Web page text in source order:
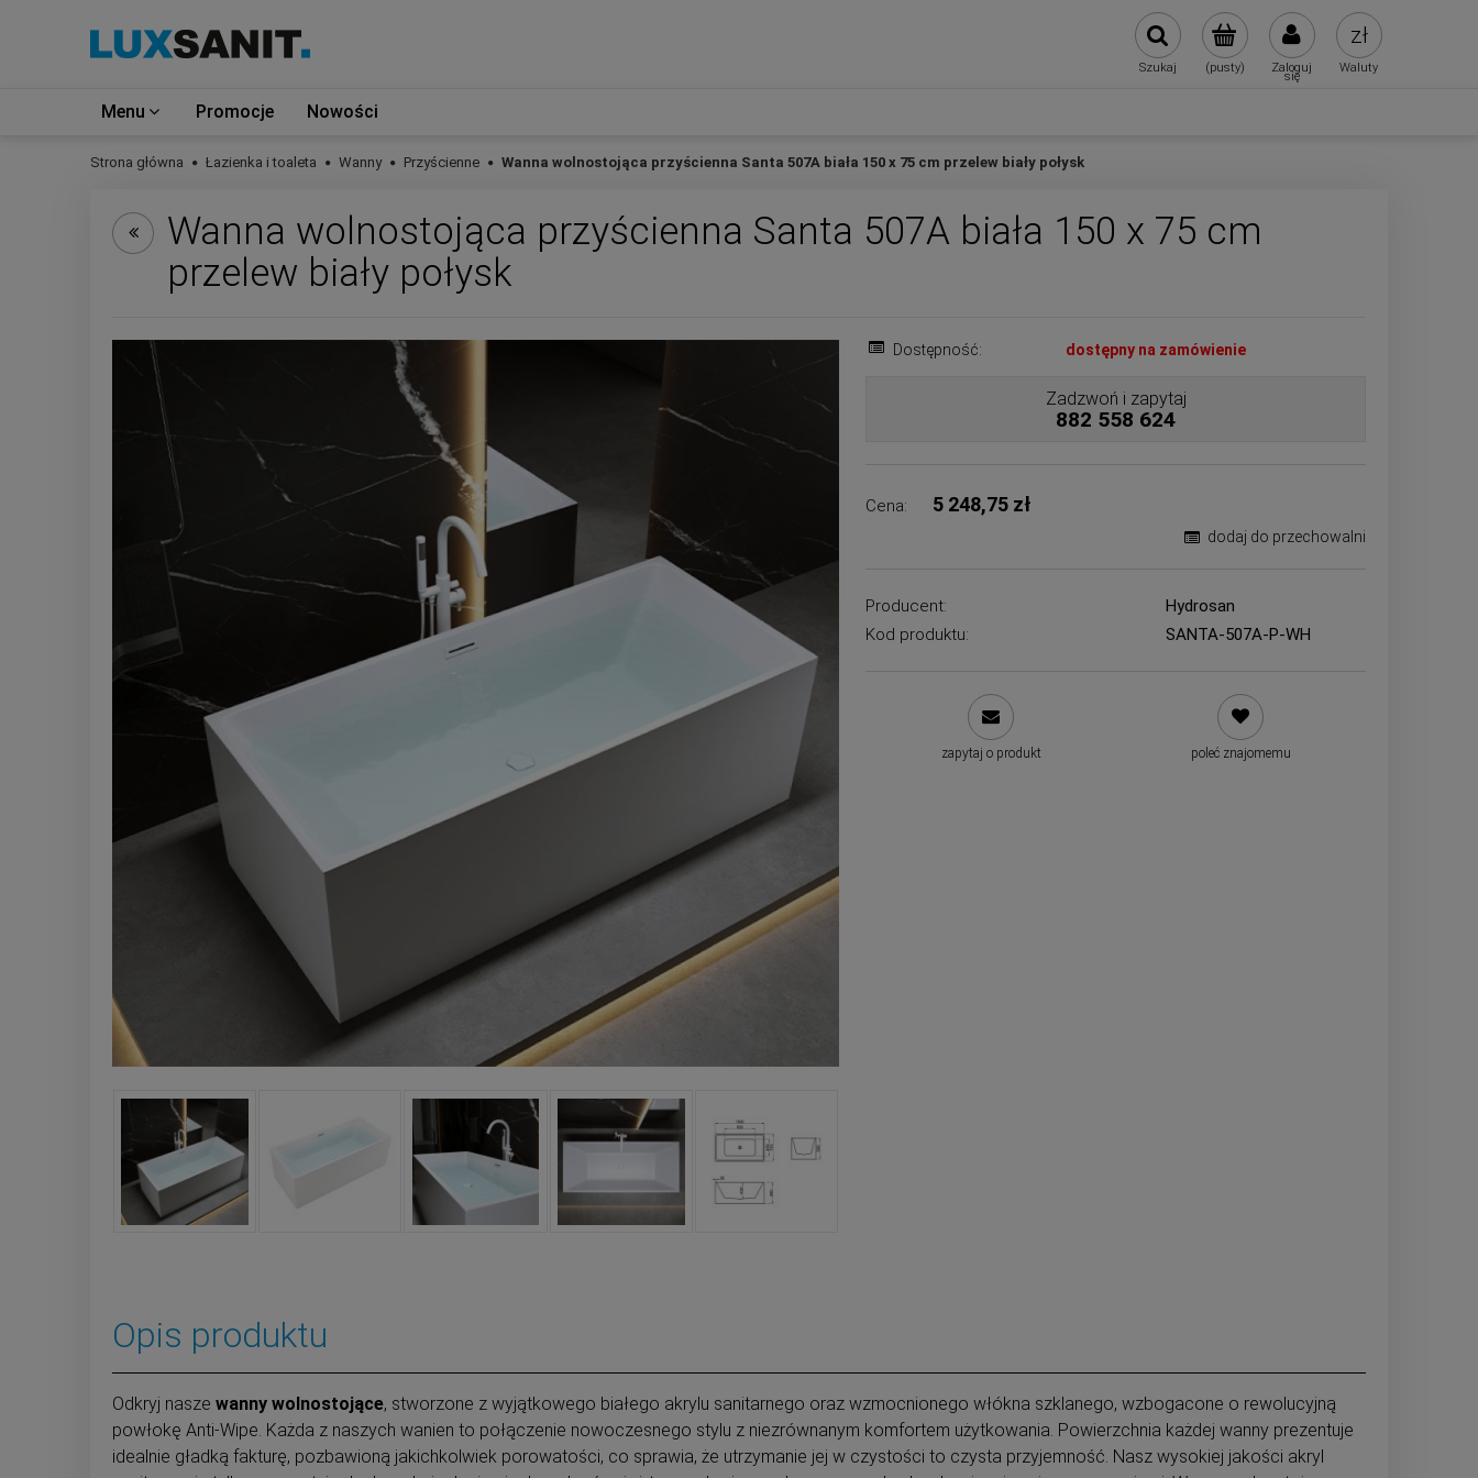
(pusty) Zaloguj
się
Szukaj Waluty
Menu Promocje Nowości
Strona główna Łazienka i toaleta Wanny Przyścienne Wanna wolnostojąca przyścienna Santa 507A biała 150 x 75 cm przelew biały połysk
Wanna wolnostojąca przyścienna Santa 507A biała 150 x 75 cm
przelew biały połysk
Dostępność: dostępny na zamówienie
Zadzwoń i zapytaj
882 558 624
Cena: 5 248,75 zł
dodaj do przechowalni
Producent:
Hydrosan
Kod produktu:
SANTA-507A-P-WH
zapytaj o produkt poleć znajomemu
Opis produktu
Odkryj nasze wanny wolnostojące, stworzone z wyjątkowego białego akrylu sanitarnego oraz wzmocnionego włókna szklanego, wzbogacone o rewolucyjną
powłokę Anti-Wipe. Każda z naszych wanien to połączenie nowoczesnego stylu z niezrównanym komfortem użytkowania. Powierzchnia każdej wanny prezentuje
idealnie gładką fakturę, pozbawioną jakichkolwiek porowatości, co sprawia, że utrzymanie jej w czystości to czysta przyjemność. Nasz wysokiej jakości akryl